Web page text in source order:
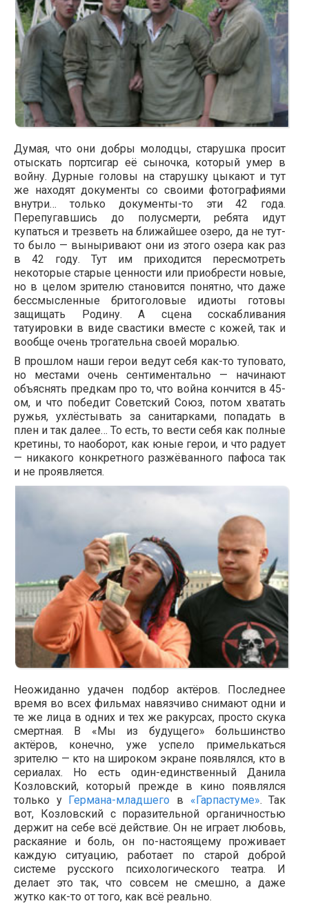
Думая, что они добры молодцы, старушка просит
отыскать портсигар её сыночка, который умер в
войну. Дурные головы на старушку цыкают и тут
же находят документы со своими фотографиями
внутри… только документы-то эти 42 года.
Перепугавшись до полусмерти, ребята идут
купаться и трезветь на ближайшее озеро, да не тут-
то было — выныривают они из этого озера как раз
в 42 году. Тут им приходится пересмотреть
некоторые старые ценности или приобрести новые,
но в целом зрителю становится понятно, что даже
бессмысленные бритоголовые идиоты готовы
защищать Родину. А сцена соскабливания
татуировки в виде свастики вместе с кожей, так и
вообще очень трогательна своей моралью.
В прошлом наши герои ведут себя как-то туповато,
но местами очень сентиментально — начинают
объяснять предкам про то, что война кончится в 45-
ом, и что победит Советский Союз, потом хватать
ружья, ухлёстывать за санитарками, попадать в
плен и так далее… То есть, то вести себя как полные
кретины, то наоборот, как юные герои, и что радует
— никакого конкретного разжёванного пафоса так
и не проявляется.
Неожиданно удачен подбор актёров. Последнее
время во всех фильмах навязчиво снимают одни и
те же лица в одних и тех же ракурсах, просто скука
смертная. В «Мы из будущего» большинство
актёров, конечно, уже успело примелькаться
зрителю — кто на широком экране появлялся, кто в
сериалах. Но есть один-единственный Данила
Козловский, который прежде в кино появлялся
только у Германа-младшего в «Гарпастуме». Так
вот, Козловский с поразительной органичностью
держит на себе всё действие. Он не играет любовь,
раскаяние и боль, он по-настоящему проживает
каждую ситуацию, работает по старой доброй
системе русского психологического театра. И
делает это так, что совсем не смешно, а даже
жутко как-то от того, как всё реально.